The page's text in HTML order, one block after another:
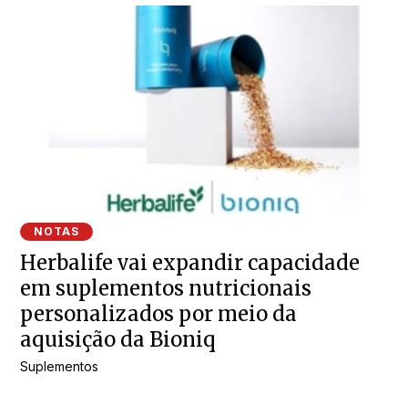
NOTAS
Herbalife vai expandir capacidade
em suplementos nutricionais
personalizados por meio da
aquisição da Bioniq
Suplementos